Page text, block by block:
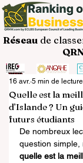
Réseau de
Quelle est la
d’Islande ? Un
futurs étudiants
16 avr. 5 min de lecture
De nombreux
question
quelle est la